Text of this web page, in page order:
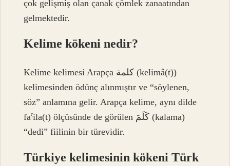
çok gelişmiş olan çanak çömlek zanaatından
gelmektedir.
Kelime kökeni nedir?
Kelime kelimesi Arapça كلمة (kelimâ(t))
kelimesinden ödünç alınmıştır ve “söylenen,
söz” anlamına gelir. Arapça kelime, aynı dilde
faˁila(t) ölçüsünde de görülen كَلَمَ (kalama)
“dedi” fiilinin bir türevidir.
Türkiye kelimesinin kökeni Türk